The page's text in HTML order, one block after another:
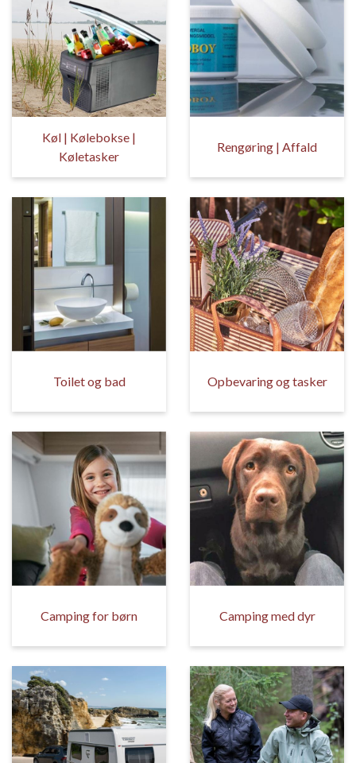
Køl | Kølebokse |
Køletasker
Rengøring | Affald
Toilet og bad Opbevaring og tasker
Camping for børn Camping med dyr